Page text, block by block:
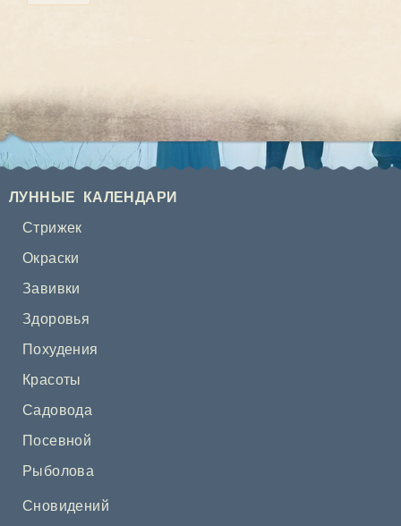
ЛУННЫЕ КАЛЕНДАРИ
Стрижек
Окраски
Завивки
Здоровья
Похудения
Красоты
Садовода
Посевной
Рыболова
Сновидений